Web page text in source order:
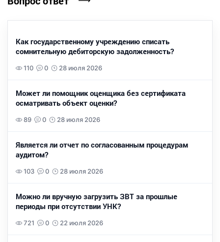
Как государственному учреждению списать
сомнительную дебиторскую задолженность?
110 0 28 июля 2026
Может ли помощник оценщика без сертификата
осматривать объект оценки?
89 0 28 июля 2026
Является ли отчет по согласованным процедурам
аудитом?
103 0 28 июля 2026
Можно ли вручную загрузить ЗВТ за прошлые
периоды при отсутствии УНК?
721 0 22 июля 2026